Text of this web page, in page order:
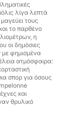
Tropez
παραλία
λίγα λεπτά
τους
το παρθένο
η
οι δημόσιες
φημισμένα
ατμόσφαιρα:
σπορ για όσους
και
θρυλικό